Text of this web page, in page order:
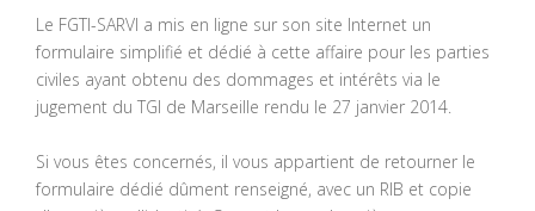
Le FGTI-SARVI a mis en ligne sur son site Internet un
formulaire simplifié et dédié à cette affaire pour les parties
civiles ayant obtenu des dommages et intérêts via le
jugement du TGI de Marseille rendu le 27 janvier 2014.
Si vous êtes concernés, il vous appartient de retourner le
formulaire dédié dûment renseigné, avec un RIB et copie